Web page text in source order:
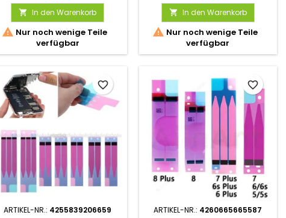
 In den Warenkorb
 Nur noch wenige Teile
verfügbar
 In den Warenkorb
 Nur noch wenige Teile
verfügbar
ARTIKEL-NR.: 4255839206659
favorite_border
ARTIKEL-NR.: 4260665665587
favorite_border